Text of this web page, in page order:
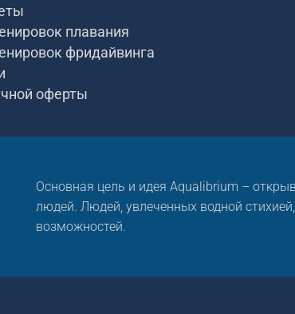
плавания
фридайвинга
оферты
Основная цель и идея Aqualibrium –
людей. Людей, увлеченных водной
возможностей.